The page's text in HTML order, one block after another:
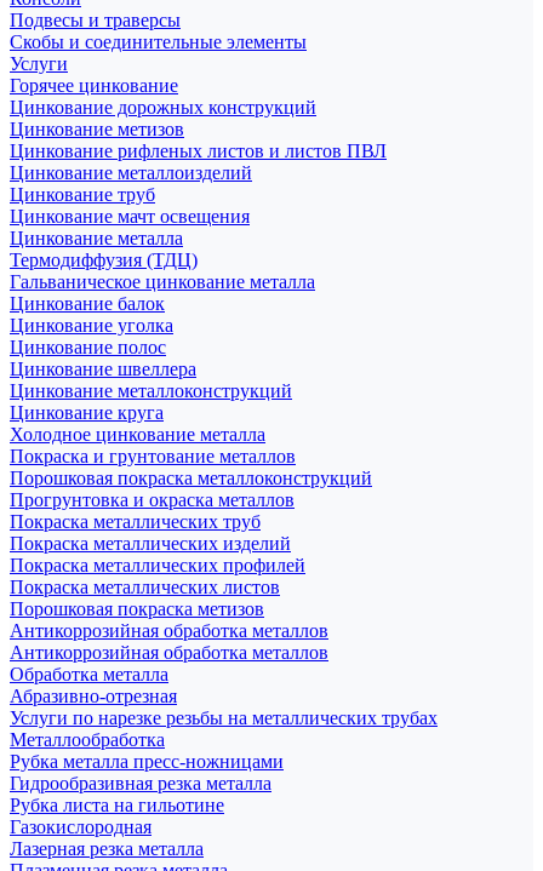
Подвесы и траверсы
Скобы и соединительные элементы
Услуги
Горячее цинкование
Цинкование дорожных конструкций
Цинкование метизов
Цинкование рифленых листов и листов ПВЛ
Цинкование металлоизделий
Цинкование труб
Цинкование мачт освещения
Цинкование металла
Термодиффузия (ТДЦ)
Гальваническое цинкование металла
Цинкование балок
Цинкование уголка
Цинкование полос
Цинкование швеллера
Цинкование металлоконструкций
Цинкование круга
Холодное цинкование металла
Покраска и грунтование металлов
Порошковая покраска металлоконструкций
Прогрунтовка и окраска металлов
Покраска металлических труб
Покраска металлических изделий
Покраска металлических профилей
Покраска металлических листов
Порошковая покраска метизов
Антикоррозийная обработка металлов
Антикоррозийная обработка металлов
Обработка металла
Абразивно-отрезная
Услуги по нарезке резьбы на металлических трубах
Металлообработка
Рубка металла пресс-ножницами
Гидрообразивная резка металла
Рубка листа на гильотине
Газокислородная
Лазерная резка металла